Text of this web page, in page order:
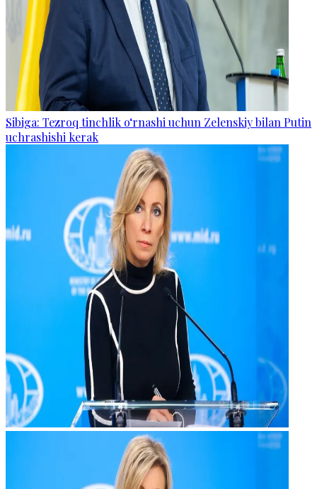
Sibiga: Tezroq tinchlik o‘rnashi uchun Zelenskiy bilan Putin
uchrashishi kerak